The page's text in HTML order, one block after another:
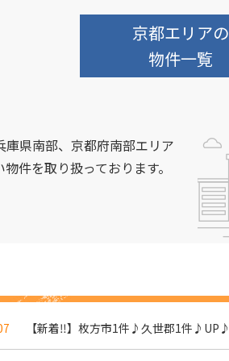
京都エリアの
物件一覧
県南部、京都府南部エリア
件を取り扱っております。
【新着‼】枚方市1件♪久世郡1件♪UP♪